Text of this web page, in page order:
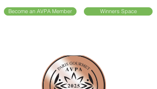
Become an AVPA Member Winners Space